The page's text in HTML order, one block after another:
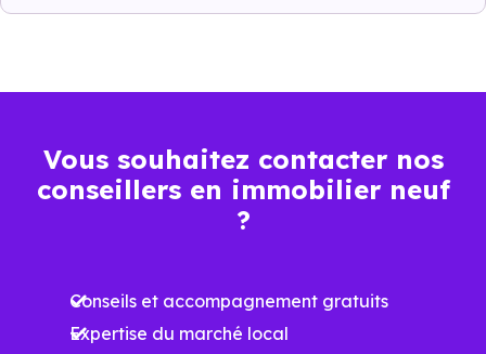
2 755 €
Ces prix varient selon la localisation dans la commune, la
d'explorer et de filtrer l'ensemble des programmes
disponibles à Ugine (73400) selon votre budget.
Vous souhaitez contacter nos
conseillers en immobilier neuf
?
Conseils et accompagnement gratuits
Expertise du marché local